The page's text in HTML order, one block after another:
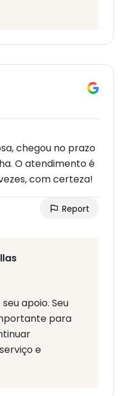
chegou no prazo
O atendimento é
com certeza!
Report
apoio. Seu
para
e